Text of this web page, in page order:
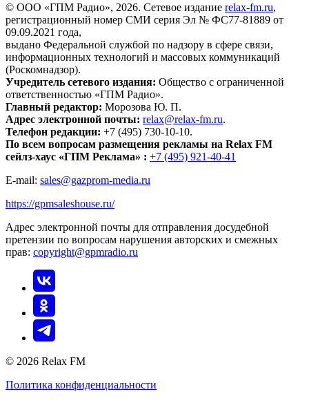
© ООО «ГПМ Радио», 2026. Сетевое издание relax-fm.ru,
регистрационный номер СМИ серия Эл № ФС77-81889 от
09.09.2021 года,
выдано Федеральной службой по надзору в сфере связи,
информационных технологий и массовых коммуникаций
(Роскомнадзор).
Учредитель сетевого издания: Общество с ограниченной
ответственностью «ГПМ Радио».
Главный редактор: Морозова Ю. П.
Адрес электронной почты: relax@relax-fm.ru.
Телефон редакции: +7 (495) 730-10-10.
По всем вопросам размещения рекламы на Relax FM
сейлз-хаус «ГПМ Реклама» : +7 (495) 921-40-41
E-mail: sales@gazprom-media.ru
https://gpmsaleshouse.ru/
Адрес электронной почты для отправления досудебной
претензии по вопросам нарушения авторских и смежных
прав: copyright@gpmradio.ru
© 2026 Relax FM
Политика конфиденциальности